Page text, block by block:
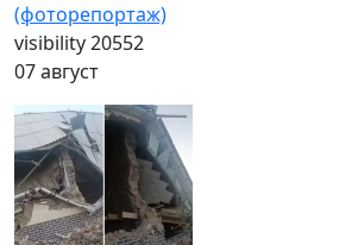
(фоторепортаж)
visibility20552
07 август